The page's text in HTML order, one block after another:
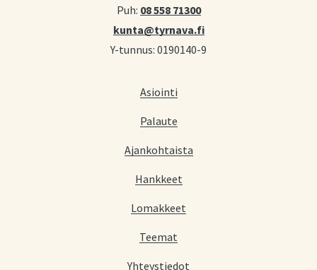
Puh: 08 558 71300
kunta@tyrnava.fi
Y-tunnus: 0190140-9
Asiointi
Palaute
Ajankohtaista
Hankkeet
Lomakkeet
Teemat
Yhteystiedot